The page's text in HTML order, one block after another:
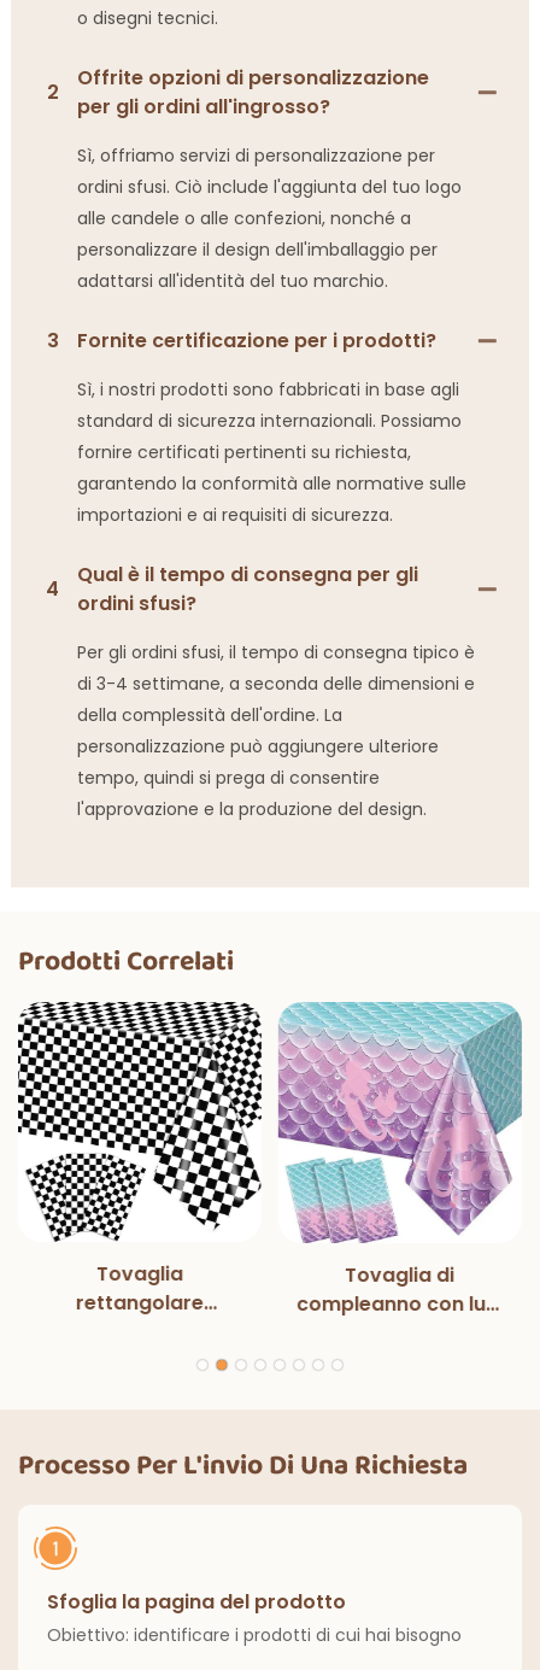
o disegni tecnici.
2
Offrite opzioni di personalizzazione
per gli ordini all'ingrosso?
Sì, offriamo servizi di personalizzazione per
ordini sfusi. Ciò include l'aggiunta del tuo logo
alle candele o alle confezioni, nonché a
personalizzare il design dell'imballaggio per
adattarsi all'identità del tuo marchio.
3 Fornite certificazione per i prodotti?
Sì, i nostri prodotti sono fabbricati in base agli
standard di sicurezza internazionali. Possiamo
fornire certificati pertinenti su richiesta,
garantendo la conformità alle normative sulle
importazioni e ai requisiti di sicurezza.
4
Qual è il tempo di consegna per gli
ordini sfusi?
Per gli ordini sfusi, il tempo di consegna tipico è
di 3-4 settimane, a seconda delle dimensioni e
della complessità dell'ordine. La
personalizzazione può aggiungere ulteriore
tempo, quindi si prega di consentire
l'approvazione e la produzione del design.
Prodotti Correlati
Tovaglia
rettangolare
nero con luci
classiche per interni
Tovaglia di
compleanno con luci
per bambini,
Processo Per L'invio Di Una Richiesta
Sfoglia la pagina del prodotto
Obiettivo: identificare i prodotti di cui hai bisogno